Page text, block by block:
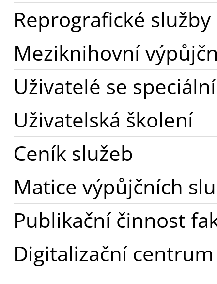
Reprografické služby
Meziknihovní
Uživatelé se
Uživatelská školení
Ceník služeb
Matice výpůjčních
Publikační činnost
Digitalizační centrum